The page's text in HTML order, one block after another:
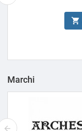

Marchi